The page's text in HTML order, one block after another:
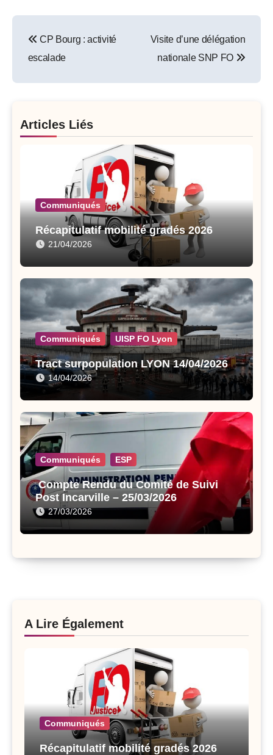
navigation
CP Bourg : activité
escalade
Visite d’une délégation
nationale SNP FO
Articles Liés
Communiqués
Récapitulatif mobilité gradés 2026
21/04/2026
Communiqués UISP FO Lyon
Tract surpopulation LYON 14/04/2026
14/04/2026
Communiqués ESP
Compte Rendu du Comité de Suivi
Post Incarville – 25/03/2026
27/03/2026
A Lire Également
Communiqués
Récapitulatif mobilité gradés 2026